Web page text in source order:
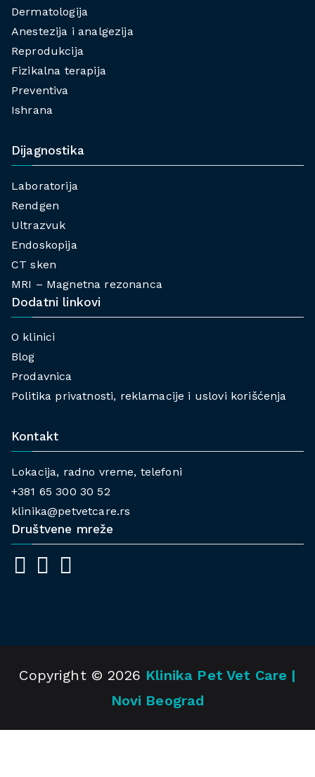
Dermatologija
Anestezija i analgezija
Reprodukcija
Fizikalna terapija
Preventiva
Ishrana
Dijagnostika
Laboratorija
Rendgen
Ultrazvuk
Endoskopija
CT sken
MRI – Magnetna rezonanca
Dodatni linkovi
O klinici
Blog
Prodavnica
Politika privatnosti, reklamacije i uslovi korišćenja
Kontakt
Lokacija, radno vreme, telefoni
+381 65 300 30 52
klinika@petvetcare.rs
Društvene mreže
Copyright © 2026 Klinika Pet Vet Care |
Novi Beograd